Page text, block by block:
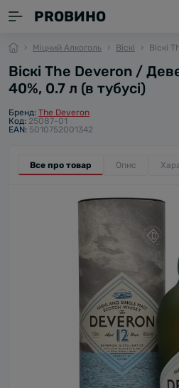
PROВИНО
Міцний Алкоголь Віскі Віскі
Віскі The Deveron /
40%, 0.7 л (в тубусі)
Бренд: The Deveron
Код: 25087-01
EAN: 5010752001342
Все про товар Опис